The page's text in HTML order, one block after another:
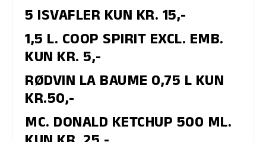
5 ISVAFLER KUN KR. 15,-
1,5 L. COOP SPIRIT EXCL. EMB.
KUN KR. 5,-
RØDVIN LA BAUME 0,75 L KUN
KR.50,-
MC. DONALD KETCHUP 500 ML.